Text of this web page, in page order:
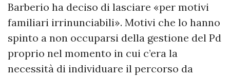
Barberio ha deciso di lasciare «per motivi
familiari irrinunciabili». Motivi che lo hanno
spinto a non occuparsi della gestione del Pd
proprio nel momento in cui c’era la
necessità di individuare il percorso da